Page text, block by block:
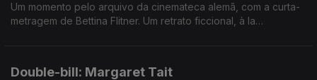
Um momento pelo arquivo da cinemateca alemã, com a curta-
metragem de Bettina Flitner. Um retrato ficcional, à la
Double-bill: Margaret Tait